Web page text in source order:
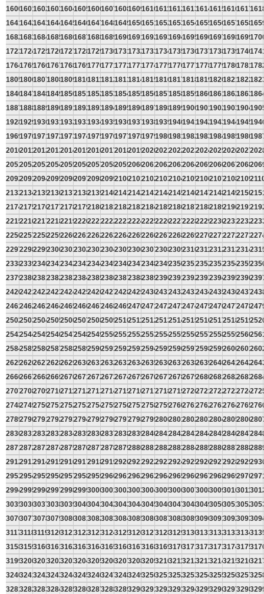
160016011602160316041605160616071608160916101611161216131614161516161617
164116421643164416451646164716481649165016511652165316541655165616571658
168216831684168516861687168816891690169116921693169416951696169716981699
172317241725172617271728172917301731173217331734173517361737173817391740
176417651766176717681769177017711772177317741775177617771778177917801781
180518061807180818091810181118121813181418151816181718181819182018211822
184618471848184918501851185218531854185518561857185818591860186118621863
188718881889189018911892189318941895189618971898189919001901190219031904
192819291930193119321933193419351936193719381939194019411942194319441945
196919701971197219731974197519761977197819791980198119821983198419851986
201020112012201320142015201620172018201920202021202220232024202520262027
205120522053205420552056205720582059206020612062206320642065206620672068
209220932094209520962097209820992100210121022103210421052106210721082109
213321342135213621372138213921402141214221432144214521462147214821492150
217421752176217721782179218021812182218321842185218621872188218921902191
221522162217221822192220222122222223222422252226222722282229223022312232
225622572258225922602261226222632264226522662267226822692270227122722273
229722982299230023012302230323042305230623072308230923102311231223132314
233823392340234123422343234423452346234723482349235023512352235323542355
237923802381238223832384238523862387238823892390239123922393239423952396
242024212422242324242425242624272428242924302431243224332434243524362437
246124622463246424652466246724682469247024712472247324742475247624772478
250225032504250525062507250825092510251125122513251425152516251725182519
254325442545254625472548254925502551255225532554255525562557255825592560
258425852586258725882589259025912592259325942595259625972598259926002601
262526262627262826292630263126322633263426352636263726382639264026412642
266626672668266926702671267226732674267526762677267826792680268126822683
270727082709271027112712271327142715271627172718271927202721272227232724
274827492750275127522753275427552756275727582759276027612762276327642765
278927902791279227932794279527962797279827992800280128022803280428052806
283028312832283328342835283628372838283928402841284228432844284528462847
287128722873287428752876287728782879288028812882288328842885288628872888
291229132914291529162917291829192920292129222923292429252926292729282929
295329542955295629572958295929602961296229632964296529662967296829692970
299429952996299729982999300030013002300330043005300630073008300930103011
303530363037303830393040304130423043304430453046304730483049305030513052
307630773078307930803081308230833084308530863087308830893090309130923093
311731183119312031213122312331243125312631273128312931303131313231333134
315831593160316131623163316431653166316731683169317031713172317331743175
319932003201320232033204320532063207320832093210321132123213321432153216
324032413242324332443245324632473248324932503251325232533254325532563257
328132823283328432853286328732883289329032913292329332943295329632973298